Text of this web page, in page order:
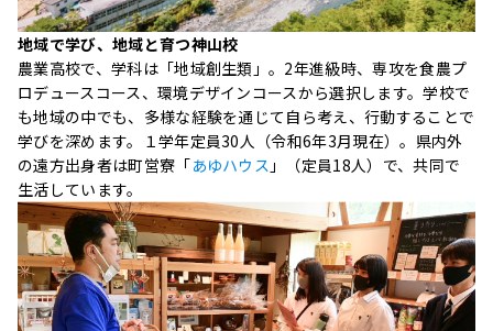
地域で学び、地域と育つ神山校
農業高校で、学科は「地域創生類」。2年進級時、専攻を食農プ
ロデュースコース、環境デザインコースから選択します。学校で
も地域の中でも、多様な経験を通じて自ら考え、行動することで
学びを深めます。１学年定員30人（令和6年3月現在）。県内外
の遠方出身者は町営寮「あゆハウス 」（定員18人）で、共同で
生活しています。